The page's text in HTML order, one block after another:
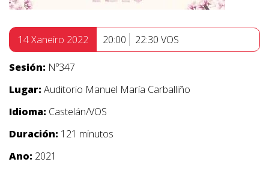
14 Xaneiro 2022 20:00 22:30 VOS
Sesión: Nº347
Lugar: Auditorio Manuel María Carballiño
Idioma: Castelán/VOS
Duración: 121 minutos
Ano: 2021